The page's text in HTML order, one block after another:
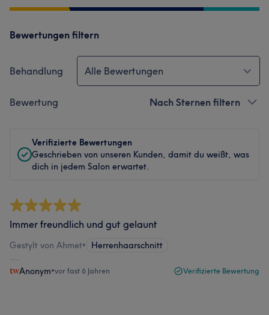
Bewertungen filtern
Behandlung Alle Bewertungen
Bewertung Nach Sternen filtern
Verifizierte Bewertungen
Geschrieben von unseren Kunden, damit du weißt, was
dich in jedem Salon erwartet.
Immer freundlich und gut gelaunt
Gestylt von Ahmet• Herrenhaarschnitt
Anonym•vor fast 6 Jahren Verifizierte Bewertung